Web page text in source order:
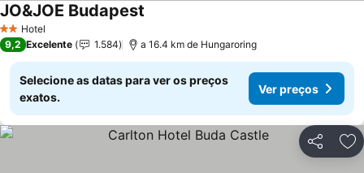
2 Estrelas
Hotel
JO&JOE Budapest
9,2 Excelente 1.584 a 16.4 km de Hungaroring
Selecione as datas para ver os preços
exatos.
Ver preços
Partilhar